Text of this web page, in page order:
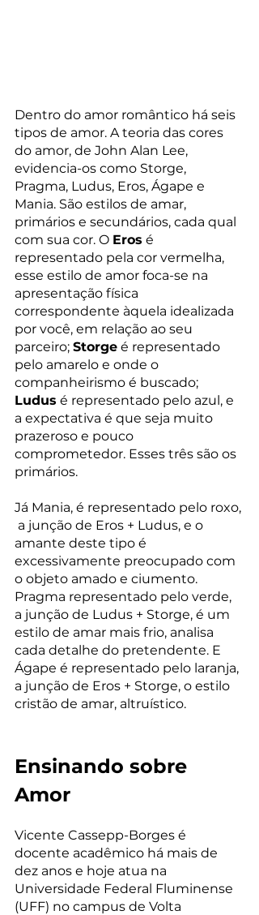
Dentro do amor romântico há seis
tipos de amor. A teoria das cores
do amor, de John Alan Lee,
evidencia-os como Storge,
Pragma, Ludus, Eros, Ágape e
Mania. São estilos de amar,
primários e secundários, cada qual
com sua cor. O Eros é
representado pela cor vermelha,
esse estilo de amor foca-se na
apresentação física
correspondente àquela idealizada
por você, em relação ao seu
parceiro; Storge é representado
pelo amarelo e onde o
companheirismo é buscado;
Ludus é representado pelo azul, e
a expectativa é que seja muito
prazeroso e pouco
comprometedor. Esses três são os
primários.
Já Mania, é representado pelo roxo,
a junção de Eros + Ludus, e o
amante deste tipo é
excessivamente preocupado com
o objeto amado e ciumento.
Pragma representado pelo verde,
a junção de Ludus + Storge, é um
estilo de amar mais frio, analisa
cada detalhe do pretendente. E
Ágape é representado pelo laranja,
a junção de Eros + Storge, o estilo
cristão de amar, altruístico.
Ensinando sobre
Amor
Vicente Cassepp-Borges é
docente acadêmico há mais de
dez anos e hoje atua na
Universidade Federal Fluminense
(UFF) no campus de Volta